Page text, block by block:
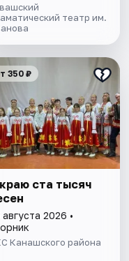
театр им.
350 ₽
ста тысяч
августа 2026 •
Канашского района